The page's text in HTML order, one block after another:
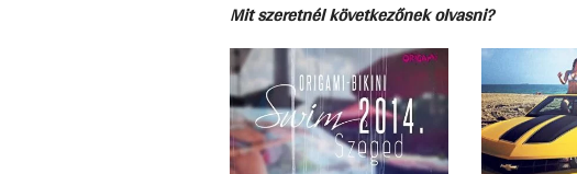
Mit szeretnél következőnek olvasni?